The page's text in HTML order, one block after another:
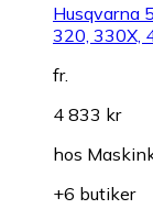
Husqvarna
320, 330X,
fr.
4 833 kr
hos
+6 butiker